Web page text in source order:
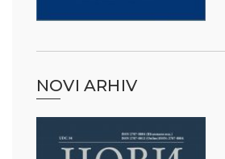
NOVI ARHIV